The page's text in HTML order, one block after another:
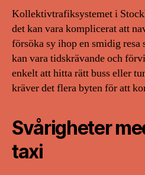
Kollektivtrafiksystemet i
det kan vara komplicerat att
försöka sy ihop en smidig
kan vara tidskrävande och
enkelt att hitta rätt buss eller
kräver det flera byten för att
Svårigheter
taxi